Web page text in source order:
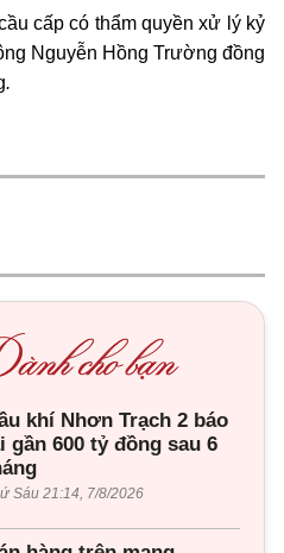
cấp có thẩm quyền xử lý kỷ
Nguyễn Hồng Trường đồng
.
khí Nhơn Trạch 2 báo
gần 600 tỷ đồng sau 6
Sáu 21:14, 7/8/2026